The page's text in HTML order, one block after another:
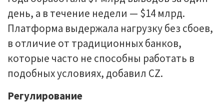
день, а в течение недели — $14 млрд.
Платформа выдержала нагрузку без сбоев,
в отличие от традиционных банков,
которые часто не способны работать в
подобных условиях, добавил CZ.
Регулирование